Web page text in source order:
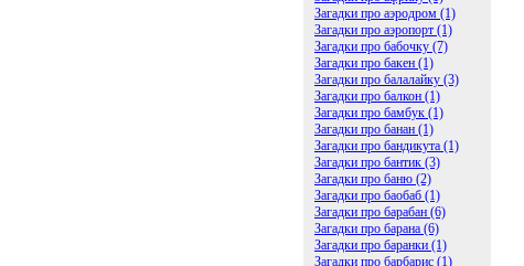
Загадки про аэродром (1)
Загадки про аэропорт (1)
Загадки про бабочку (7)
Загадки про бакен (1)
Загадки про балалайку (3)
Загадки про балкон (1)
Загадки про бамбук (1)
Загадки про банан (1)
Загадки про бандикута (1)
Загадки про бантик (3)
Загадки про баню (2)
Загадки про баобаб (1)
Загадки про барабан (6)
Загадки про барана (6)
Загадки про баранки (1)
Загадки про барбарис (1)